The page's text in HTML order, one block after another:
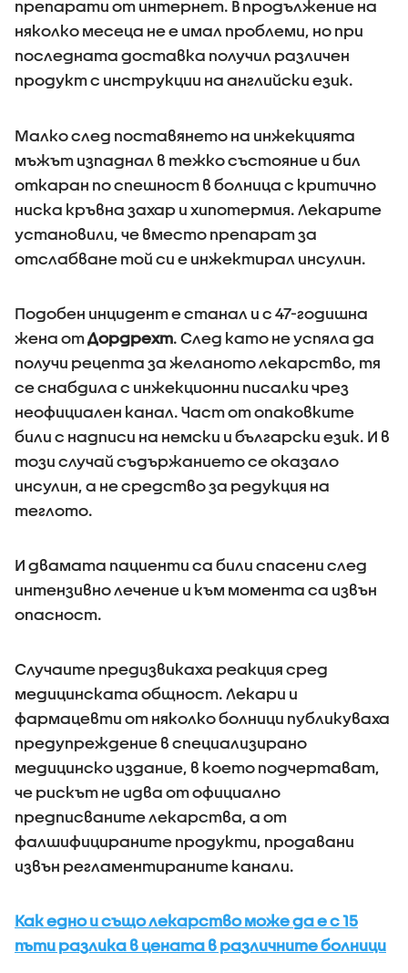
препарати от интернет. В продължение на
няколко месеца не е имал проблеми, но при
последната доставка получил различен
продукт с инструкции на английски език.
Малко след поставянето на инжекцията
мъжът изпаднал в тежко състояние и бил
откаран по спешност в болница с критично
ниска кръвна захар и хипотермия. Лекарите
установили, че вместо препарат за
отслабване той си е инжектирал инсулин.
Подобен инцидент е станал и с 47-годишна
жена отДордрехт. След като не успяла да
получи рецепта за желаното лекарство, тя
се снабдила с инжекционни писалки чрез
неофициален канал. Част от опаковките
били с надписи на немски и български език. И в
този случай съдържанието се оказало
инсулин, а не средство за редукция на
теглото.
И двамата пациенти са били спасени след
интензивно лечение и към момента са извън
опасност.
Случаите предизвикаха реакция сред
медицинската общност. Лекари и
фармацевти от няколко болници публикуваха
предупреждение в специализирано
медицинско издание, в което подчертават,
че рискът не идва от официално
предписваните лекарства, а от
фалшифицираните продукти, продавани
извън регламентираните канали.
Как едно и също лекарство може да е с 15
пъти разлика в цената в различните болници